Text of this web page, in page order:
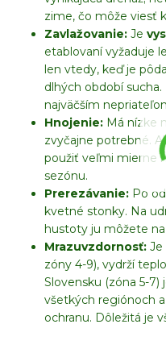
zime, čo môže viesť
Zavlažovanie: Je
etablovaní vyžaduje
len vtedy, keď je
dlhých období
najväčším
Hnojenie: Má nízke
zvyčajne potrebné.
použiť veľmi mierne
sezónu.
Prerezávanie: Po
kvetné stonky. Na
hustoty ju môžete
Mrazuvzdornosť: Je
zóny 4-9), vydrží
Slovensku (zóna 5-
všetkých regiónoch
ochranu. Dôležitá je